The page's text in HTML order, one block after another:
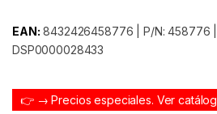
EAN: 8432426458776 | P/N: 458776 |
DSP0000028433
👉 → Precios especiales. Ver